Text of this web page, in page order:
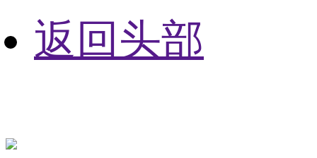
返回头部